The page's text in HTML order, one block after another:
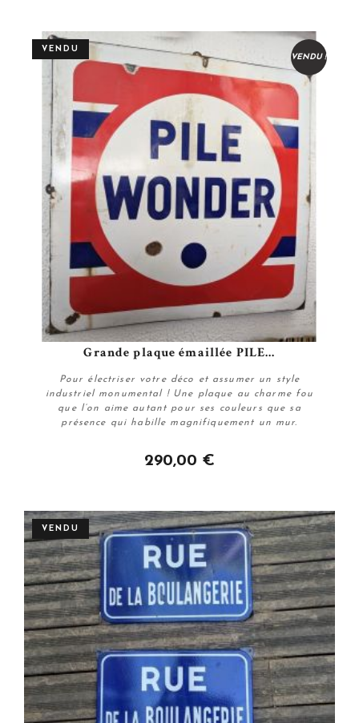
VENDU !
VENDU
Grande plaque émaillée PILE...
Pour électriser votre déco et assumer un style
industriel monumental ! Une plaque au charme fou
que l’on aime autant pour ses couleurs que sa
présence qui habille magnifiquement un mur.
290,00 €
VENDU